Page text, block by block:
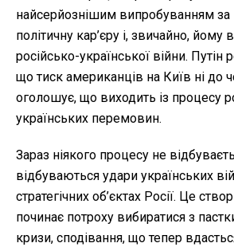
найсерйознішим випробуванням
політичну кар’єру і, звичайно,
російсько-української війни. Путін
що тиск американців на Київ ні до
оголошує, що виходить із процесу
українських перемовин.
Зараз ніякого процесу не
відбуваються удари українських
стратегічних об’єктах Росії. Це
починає потроху вибиратися з
кризи, сподівання, що тепер